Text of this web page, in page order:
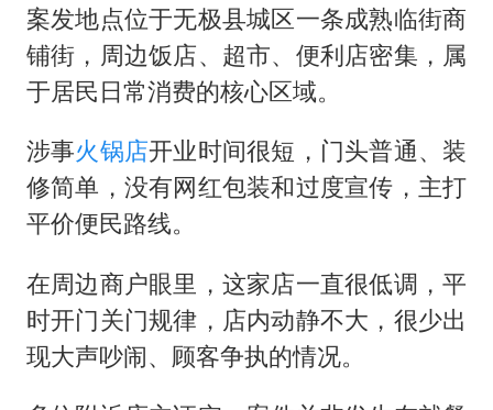
案发地点位于无极县城区一条成熟临街商
铺街，周边饭店、超市、便利店密集，属
于居民日常消费的核心区域。
涉事火锅店开业时间很短，门头普通、装
修简单，没有网红包装和过度宣传，主打
平价便民路线。
在周边商户眼里，这家店一直很低调，平
时开门关门规律，店内动静不大，很少出
现大声吵闹、顾客争执的情况。